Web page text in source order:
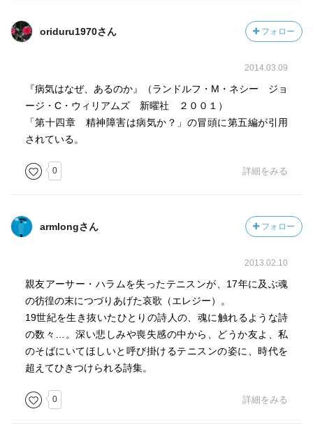
oriduru1970さん フォロー
2014.03.09
『病気はなぜ、あるのか』（ランドルフ・M・ネシー ジョ
ージ・C・ウィリアムズ 新曜社 ２００１）
「第十四章 精神障害は病気か？」の冒頭に第五編が引用
されている。
0 詳細をみる
armlongさん フォロー
2013.02.10
親友アーサー・ハラムを失ったテニスンが、17年に及ぶ魂
の彷徨の末につづりあげた哀歌（エレジー）。
19世紀を生き抜いたひとりの詩人の、魂に触れるような詩
の数々…。深い悲しみや喪失感の中から、どうか友よ、私
のそばにいてほしいと呼び掛けるテニスンの姿に、時代を
超えてひきつけられる詩集。
0 詳細をみる